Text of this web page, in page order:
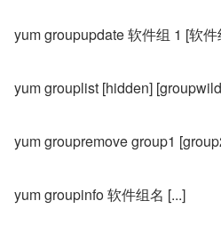
yum groupupdate 软件组 1 [软件
yum grouplist [hidden]
yum groupremove group1
yum groupinfo 软件组名 [...]